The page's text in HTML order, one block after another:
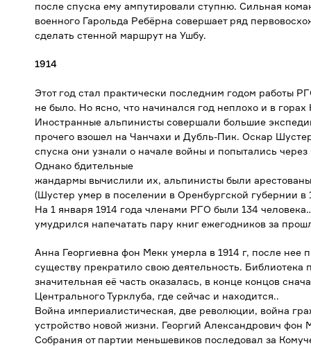
после спуска ему ампутировали ступню. Сильная
военного Гарольда Ребёрна совершает ряд
сделать стенной маршрут на Ушбу.
1914
Этот год стал практически последним годом работы
не было. Но ясно, что начинался год неплохо и в
Иностранные альпинисты совершали большие
прочего взошел на Чанчахи и Дубль-Пик. Оскар
спуска они узнали о начале войны и попытались
Однако бдительные
жандармы вычислили их, альпинисты были
(Шустер умер в поселении в Оренбургской губернии в
На 1 января 1914 года членами РГО были 134
умудрился напечатать пару книг ежегодников за
Анна Георгиевна фон Мекк умерла в 1914 г, после нее
существу прекратило свою деятельность.
значительная её часть оказалась, в конце концов
Центрального Турклуба, где сейчас и находится..
Война империалистическая, две революции, война
устройство новой жизни. Георгий Александрович фон
Собрания от партии меньшевиков последовал за